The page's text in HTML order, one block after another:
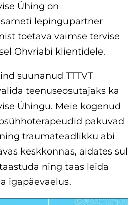
Ühing on
lepingupartner
toetava vaimse tervise
Ohvriabi klientidele.
suunanud TTTVT
teenuseosutajaks ka
Ühingu. Meie kogenud
pakuvad
traumateadlikku abi
keskkonnas, aidates sul
ning taas leida
igapäevaelus.